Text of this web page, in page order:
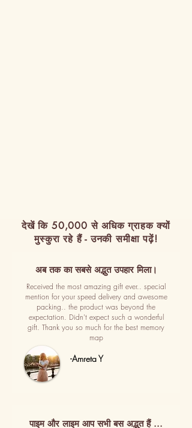
देखें कि 50,000 से अधिक ग्राहक क्यों
मुस्कुरा रहे हैं - उनकी समीक्षा पढ़ें!
अब तक का सबसे अद्भुत उपहार मिला।
Received the most amazing gift ever.. special
mention for your speed delivery and awesome
packing.. the product was beyond the
expectation. Didn't expect such a wonderful
gift. Thank you so much for the best memory
map
-Amreta Y
पाइम और लाइम आप सभी बस अद्भुत हैं ...